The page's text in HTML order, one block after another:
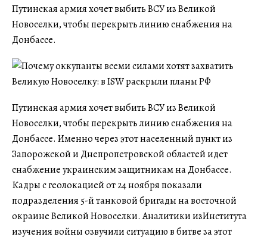
Путинская армия хочет выбить ВСУ из Великой
Новоселки, чтобы перекрыть линию снабжения на
Донбассе.
Путинская армия хочет выбить ВСУ из Великой
Новоселки, чтобы перекрыть линию снабжения на
Донбассе. Именно через этот населенный пункт из
Запорожской и Днепропетровской областей идет
снабжение украинским защитникам на Донбассе.
Кадры с геолокацией от 24 ноября показали
подразделения 5-й танковой бригады на восточной
окраине Великой Новоселки. Аналитики изИнститута
изучения войны озвучили ситуацию в битве за этот